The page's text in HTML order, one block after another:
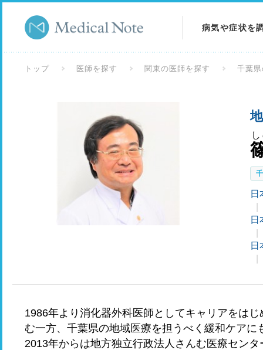
病気や症状を
検査を調べる
トップ 医師を探す 関東の医師を探す 千葉
日
日
日
1986年より消化器外科医師としてキャリアをは
む一方、千葉県の地域医療を担うべく緩和ケアに
2013年からは地方独立行政法人さんむ医療セン